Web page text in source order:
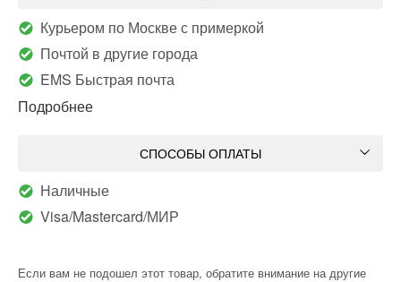
Курьером по Москве с примеркой
Почтой в другие города
EMS Быстрая почта
Подробнее
СПОСОБЫ ОПЛАТЫ
Наличные
Visa/Mastercard/МИР
Если вам не подошел этот товар, обратите внимание на другие